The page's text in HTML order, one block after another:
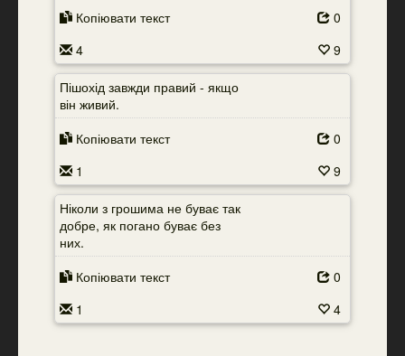
Копіювати текст
0
4
9
Пішохід завжди правий - якщо
він живий.
Копіювати текст
0
1
9
Ніколи з грошима не буває так
добре, як погано буває без
них.
Копіювати текст
0
1
4